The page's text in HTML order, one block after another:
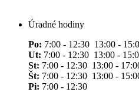
Úradné hodiny
Po: 7:00 - 12:30 13:00 -
Ut: 7:00 - 12:30 13:00 -
St: 7:00 - 12:30 13:00 -
Št: 7:00 - 12:30 13:00 -
Pi: 7:00 - 12:30